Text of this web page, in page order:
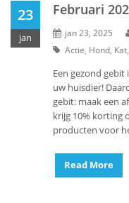
23
jan
Februari
jan 23, 2025
Actie, Hond, Kat,
Een gezond
uw huisdier!
gebit: maak een
krijg 10% korting
producten voor
Read More